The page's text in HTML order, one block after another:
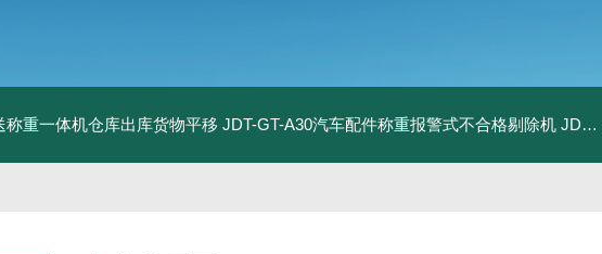
重一体机仓库出库货物平移 JDT-GT-A30汽车配件称重报警式不合格剔除机 JDT-GT-A8E儿童玩具包装合规检测秤漏装配件报警滚筒称